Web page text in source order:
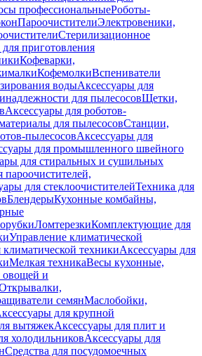
профессиональныеРоботы-
ПароочистителиЭлектровеники,
Стерилизационное
приготовления
Кофеварки,
КофемолкиВспениватели
водыАксессуары для
для пылесосовЩетки,
Аксессуары для роботов-
для пылесосовСтанции,
пылесосовАксессуары для
для промышленного швейного
для стиральных и сушильных
пароочистителей,
для стеклоочистителейТехника для
БлендерыКухонные комбайны,
ЛомтерезкиКомплектующие для
Управление климатической
техникиАксессуары для
Мелкая техникаВесы кухонные,
и
семянМаслобойки,
для крупной
вытяжекАксессуары для плит и
холодильниковАксессуары для
Средства для посудомоечных